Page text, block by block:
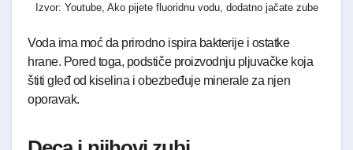
Izvor: Youtube, Ako pijete fluoridnu vodu, dodatno jačate zube
Voda ima moć da prirodno ispira bakterije i ostatke
hrane. Pored toga, podstiče proizvodnju pljuvačke koja
štiti gleđ od kiselina i obezbeđuje minerale za njen
oporavak.